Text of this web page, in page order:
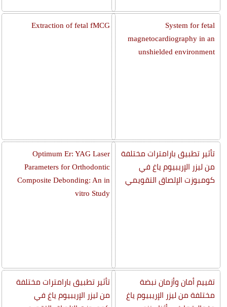
System for fetal
magnetocardiography in an
unshielded environment
تأثير تطبيق بارامترات مختلفة
من ليزر الإريبيوم ياغ في
كومبوزت الإلصاق التقويمي
تقييم أمان وأزمان نبضة
مختلفة من ليزر الإريبيوم ياغ
Extraction of fetal fMCG
Optimum Er: YAG Laser
Parameters for Orthodontic
Composite Debonding: An in
vitro Study
تأثير تطبيق بارامترات مختلفة
من ليزر الإريبيوم ياغ في